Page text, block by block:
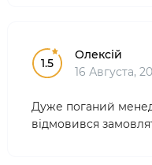
1.5
Олексій
16 Августа,
Дуже поганий
відмовився